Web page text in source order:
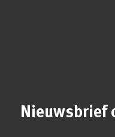
Nieuwsbrief